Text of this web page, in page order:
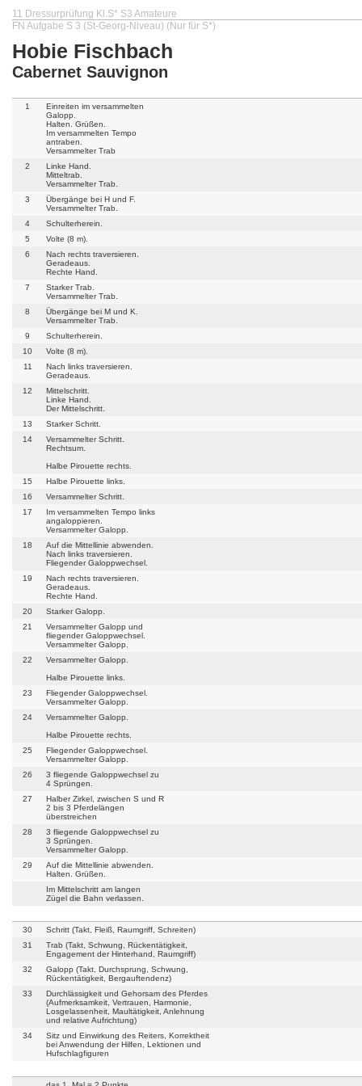
11 Dressurprüfung Kl.S* S3 Amateure
FN Aufgabe S 3 (St-Georg-Niveau) (Nur für S*)
Hobie Fischbach
Cabernet Sauvignon
1
Einreiten im versammelten
Galopp.
Halten. Grüßen.
Im versammelten Tempo
antraben.
Versammelter Trab
2
Linke Hand.
Mitteltrab.
Versammelter Trab.
3
Übergänge bei H und F.
Versammelter Trab.
4
Schulterherein.
5
Volte (8 m).
6
Nach rechts traversieren.
Geradeaus.
Rechte Hand.
7
Starker Trab.
Versammelter Trab.
8
Übergänge bei M und K.
Versammelter Trab.
9
Schulterherein.
10
Volte (8 m).
11
Nach links traversieren.
Geradeaus.
12
Mittelschritt.
Linke Hand.
Der Mittelschritt.
13
Starker Schritt.
14
Versammelter Schritt.
Rechtsum.
Halbe Pirouette rechts.
15
Halbe Pirouette links.
16
Versammelter Schritt.
17
Im versammelten Tempo links
angaloppieren.
Versammelter Galopp.
18
Auf die Mittellinie abwenden.
Nach links traversieren.
Fliegender Galoppwechsel.
19
Nach rechts traversieren.
Geradeaus.
Rechte Hand.
20
Starker Galopp.
21
Versammelter Galopp und
fliegender Galoppwechsel.
Versammelter Galopp.
22
Versammelter Galopp.
Halbe Pirouette links.
23
Fliegender Galoppwechsel.
Versammelter Galopp.
24
Versammelter Galopp.
Halbe Pirouette rechts.
25
Fliegender Galoppwechsel.
Versammelter Galopp.
26
3 fliegende Galoppwechsel zu
4 Sprüngen.
27
Halber Zirkel, zwischen S und R
2 bis 3 Pferdelängen
überstreichen
28
3 fliegende Galoppwechsel zu
3 Sprüngen.
Versammelter Galopp.
29
Auf die Mittellinie abwenden.
Halten. Grüßen.
Im Mittelschritt am langen
Zügel die Bahn verlassen.
30
Schritt (Takt, Fleiß, Raumgriff, Schreiten)
31
Trab (Takt, Schwung, Rückentätigkeit,
Engagement der Hinterhand, Raumgriff)
32
Galopp (Takt, Durchsprung, Schwung,
Rückentätigkeit, Bergauftendenz)
33
Durchlässigkeit und Gehorsam des Pferdes
(Aufmerksamkeit, Vertrauen, Harmonie,
Losgelassenheit, Maultätigkeit, Anlehnung
und relative Aufrichtung)
34
Sitz und Einwirkung des Reiters, Korrektheit
bei Anwendung der Hilfen, Lektionen und
Hufschlagfiguren